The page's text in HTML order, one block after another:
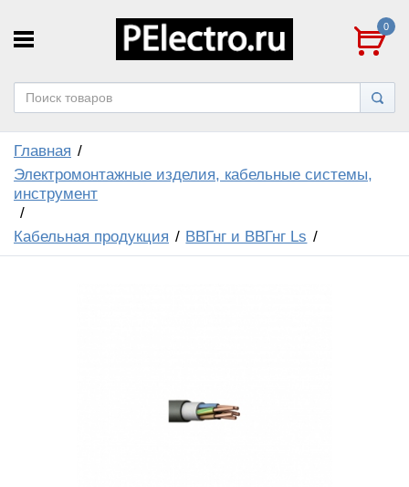
0
Главная
Электромонтажные изделия, кабельные системы,
инструмент
Кабельная продукция ВВГнг и ВВГнг Ls